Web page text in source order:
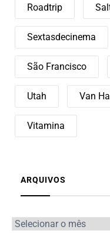
Roadtrip
Sextasdecinema
São Francisco
Utah Van
Vitamina
ARQUIVOS